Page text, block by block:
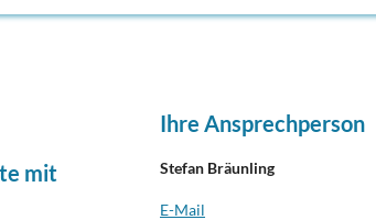
mit
Ihre Ansprechperson
Stefan Bräunling
E-Mail